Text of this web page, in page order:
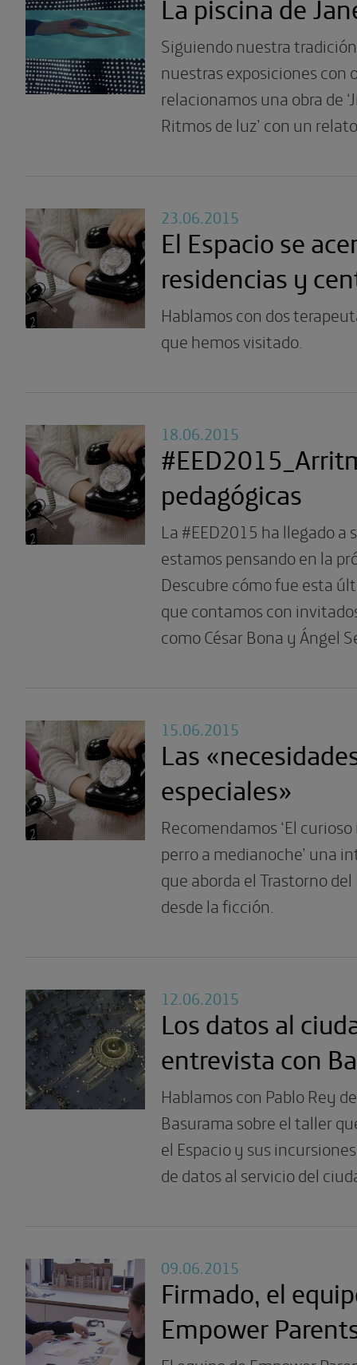
Siguiendo nuestra
nuestras exposiciones con
relacionamos una obra de
Ritmos de luz’ con un
23.06.2015
El Espacio se
residencias y
Hablamos con dos
que hemos visitado.
18.06.2015
pedagógicas
La #EED2015 ha llegado a
estamos pensando en la
Descubre cómo fue esta
que contamos con
como César Bona y Ángel
15.06.2015
Las
especiales»
Recomendamos ‘El
perro a medianoche’ una
que aborda el Trastorno
desde la ficción.
12.06.2015
Los datos al
entrevista con
Hablamos con Pablo Rey
Basurama sobre el taller
el Espacio y sus
de datos al servicio del
09.06.2015
Firmado, el
Empower